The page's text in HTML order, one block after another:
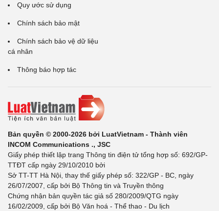
Quy ước sử dụng
Chính sách bảo mật
Chính sách bảo vệ dữ liệu
cá nhân
Thông báo hợp tác
Bản quyền © 2000-2026 bởi LuatVietnam - Thành viên
INCOM Communications ., JSC
Giấy phép thiết lập trang Thông tin điện tử tổng hợp số: 692/GP-
TTĐT cấp ngày 29/10/2010 bởi
Sở TT-TT Hà Nội, thay thế giấy phép số: 322/GP - BC, ngày
26/07/2007, cấp bởi Bộ Thông tin và Truyền thông
Chứng nhận bản quyền tác giả số 280/2009/QTG ngày
16/02/2009, cấp bởi Bộ Văn hoá - Thể thao - Du lịch